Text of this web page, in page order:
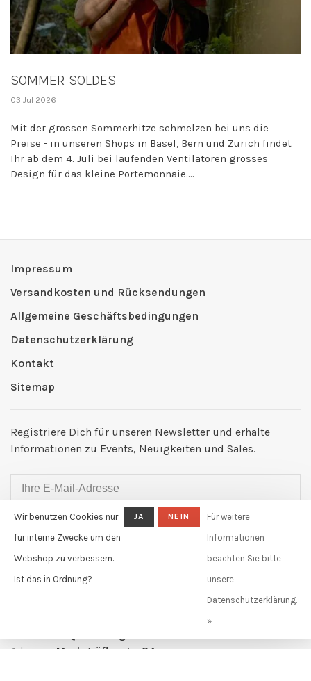
SOMMER SOLDES
03 Jul 2026
Mit der grossen Sommerhitze schmelzen bei uns die
Preise - in unseren Shops in Basel, Bern und Zürich findet
Ihr ab dem 4. Juli bei laufenden Ventilatoren grosses
Design für das kleine Portemonnaie....
Impressum
Versandkosten und Rücksendungen
Allgemeine Geschäftsbedingungen
Datenschutzerklärung
Kontakt
Sitemap
Registriere Dich für unseren Newsletter und erhalte
Informationen zu Events, Neuigkeiten und Sales.
ABONNIEREN
By signing up, you agree to our Privacy Policy.
Claudia Güdel GmbH
Adresse:Markgräflerstr. 34
Wir benutzen Cookies nur
für interne Zwecke um den
Webshop zu verbessern.
Ist das in Ordnung?
JA NEIN
Für weitere
Informationen
beachten Sie bitte
unsere
Datenschutzerklärung.
»